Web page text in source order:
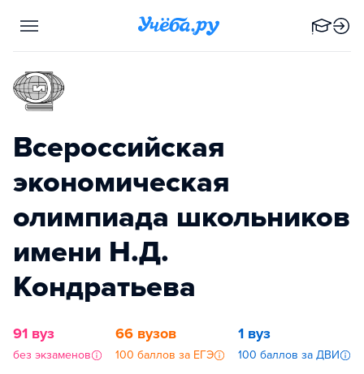
Всероссийская
экономическая
олимпиада школьников
имени Н.Д.
Кондратьева
91 вуз
без экзаменов
66 вузов
100 баллов за ЕГЭ
1 вуз
100 баллов за ДВИ